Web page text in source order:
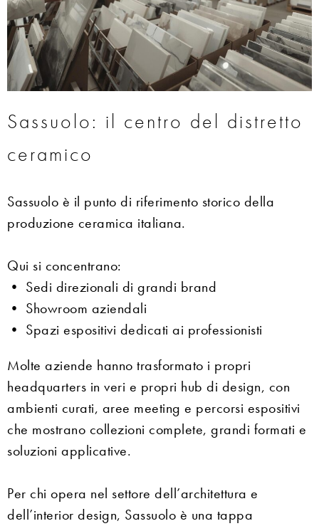
Sassuolo: il centro del distretto
ceramico
Sassuolo è il punto di riferimento storico della
produzione ceramica italiana.
Qui si concentrano:
• Sedi direzionali di grandi brand
• Showroom aziendali
• Spazi espositivi dedicati ai professionisti
Molte aziende hanno trasformato i propri
headquarters in veri e propri hub di design, con
ambienti curati, aree meeting e percorsi espositivi
che mostrano collezioni complete, grandi formati e
soluzioni applicative.
Per chi opera nel settore dell’architettura e
dell’interior design, Sassuolo è una tappa